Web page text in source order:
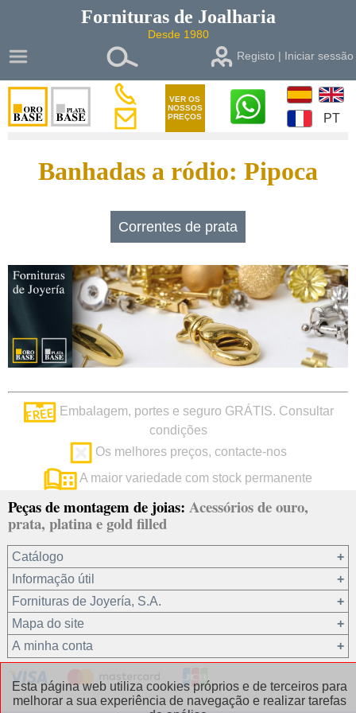
Fornituras de Joalharia
Desde 1980
Registo | Iniciar sessão
VER OS
NOSSOS
PREÇOS
PT
Banhadas a ródio: Pipoca
Correntes de prata
Embalagem, portes e seguro GRÁTIS. Consultar
condições
Os melhores preços, contacte-nos
A maior variedade com stock permanente
Peças de montagem de joias: Acessórios de ouro,
prata, platina e gold filled
Catálogo
Ouro 18 kt
Ouro 9 kt
Platina 22.8 kt
Prata 925
Outros materiais
Informação útil
Fornituras de Joyería, S.A.
Quem somos?
condições de venda
Política de cookies
Mapa do site
A minha conta
Recuperar password
Esta página web utiliza cookies próprios e de terceiros para
melhorar a sua experiência de navegação e realizar tarefas